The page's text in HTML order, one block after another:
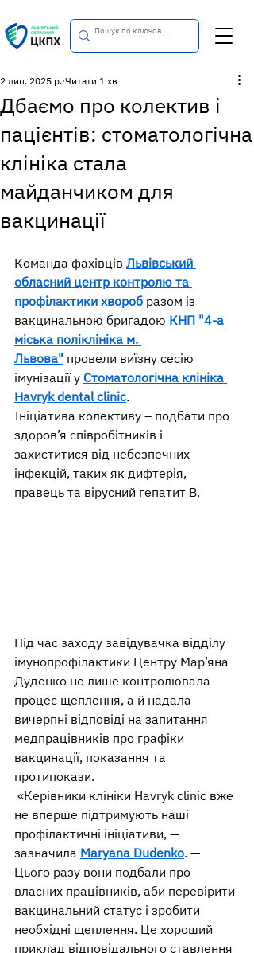
Дбаємо про колектив і
пацієнтів: стоматологічна
клініка стала
майданчиком для
вакцинації
2 лип. 2025 р. Читати 1 хв
Команда фахівців Львівський
обласний центр контролю та
профілактики хвороб разом із
вакцинальною бригадою КНП "4-а
міська поліклініка м.
Львова" провели виїзну сесію
імунізації у Стоматологічна клініка
Havryk dental clinic.
Ініціатива колективу – подбати про
здоров’я співробітників і
захиститися від небезпечних
інфекцій, таких як дифтерія,
правець та вірусний гепатит В.
Під час заходу завідувачка відділу
імунопрофілактики Центру Мар’яна
Дуденко не лише контролювала
процес щеплення, а й надала
вичерпні відповіді на запитання
медпрацівників про графіки
вакцинації, показання та
протипокази.
«Керівники клініки Havryk clinic вже
не вперше підтримують наші
профілактичні ініціативи, —
зазначила Maryana Dudenko. —
Цього разу вони подбали про
власних працівників, аби перевірити
вакцинальний статус і зробити
необхідні щеплення. Це хороший
приклад відповідального ставлення